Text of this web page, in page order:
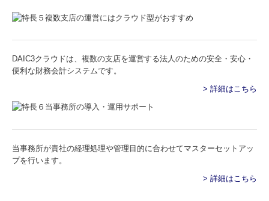
DAIC3クラウドは、複数の支店を運営する法人のための安全・安心・
便利な財務会計システムです。
> 詳細はこちら
当事務所が貴社の経理処理や管理目的に合わせてマスターセットアッ
プを行います。
> 詳細はこちら